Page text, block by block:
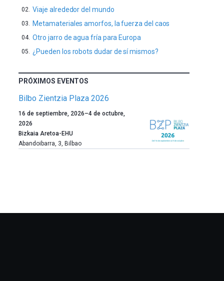
Viaje alrededor del mundo
Metamateriales amorfos, la fuerza del caos
Otro jarro de agua fría para Europa
¿Pueden los robots dudar de sí mismos?
PRÓXIMOS EVENTOS
Bilbo Zientzia Plaza 2026
Un
año
más,
Bilbao
la
16 de septiembre, 2026–4 de octubre,
2026
Bizkaia Aretoa-EHU
Abandoibarra, 3, Bilbao